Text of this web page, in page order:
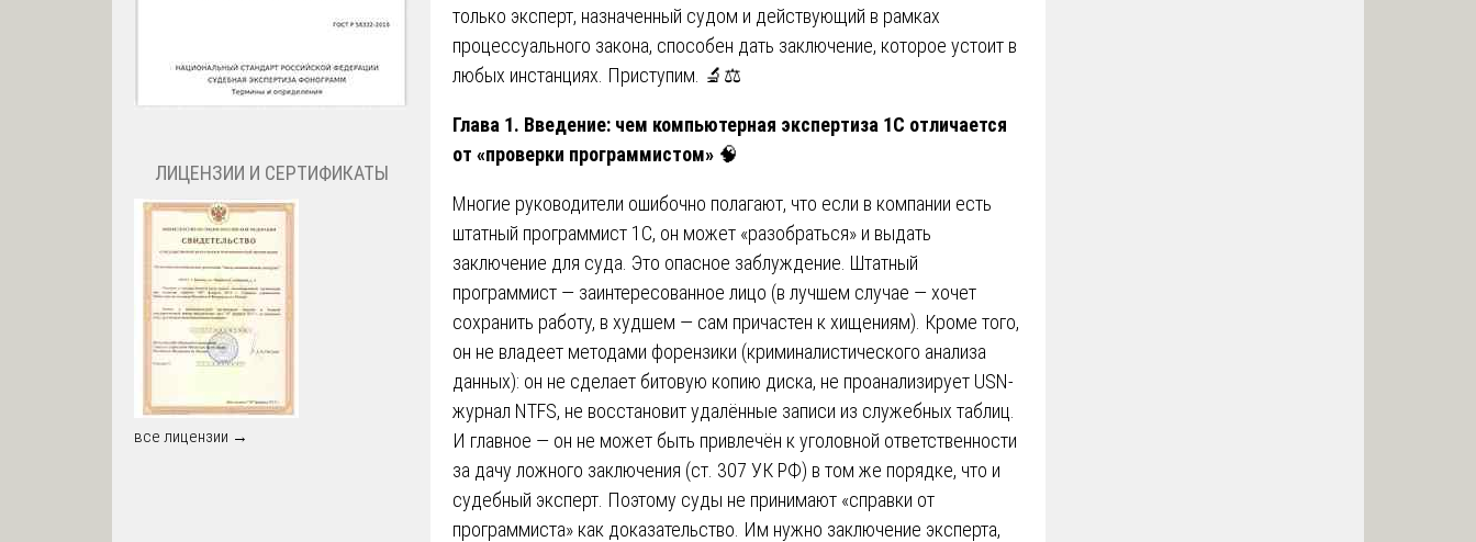
только эксперт, назначенный судом и действующий в рамках
процессуального закона, способен дать заключение, которое устоит в
любых инстанциях. Приступим. 🔬⚖️
Глава 1. Введение: чем компьютерная экспертиза 1С отличается
от «проверки программистом» 🧠
Многие руководители ошибочно полагают, что если в компании есть
штатный программист 1С, он может «разобраться» и выдать
заключение для суда. Это опасное заблуждение. Штатный
программист — заинтересованное лицо (в лучшем случае — хочет
сохранить работу, в худшем — сам причастен к хищениям). Кроме того,
он не владеет методами форензики (криминалистического анализа
данных): он не сделает битовую копию диска, не проанализирует USN-
журнал NTFS, не восстановит удалённые записи из служебных таблиц.
И главное — он не может быть привлечён к уголовной ответственности
за дачу ложного заключения (ст. 307 УК РФ) в том же порядке, что и
судебный эксперт. Поэтому суды не принимают «справки от
программиста» как доказательство. Им нужно заключение эксперта,
ЛИЦЕНЗИИ И СЕРТИФИКАТЫ
все лицензии →